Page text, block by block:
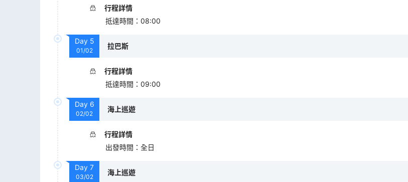
行程詳情
抵達時間 ： 08:00
Day 5
01/02
拉巴斯
行程詳情
抵達時間 ： 09:00
Day 6
02/02
海上巡遊
行程詳情
出發時間 ： 全日
Day 7
03/02
海上巡遊